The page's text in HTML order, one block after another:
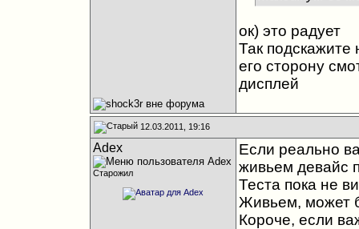
ок) это радует
Так подскажите
его сторону
дисплей
12.03.2011, 19:16
Adex
Старожил
Если реально
живьем девайс
Теста пока не
Живьем, может
Короче, если